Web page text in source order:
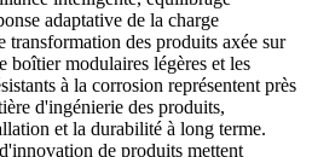
adaptative de la charge
transformation des produits axée sur
boîtier modulaires légères et les
à la corrosion représentent près
d'ingénierie des produits,
et la durabilité à long terme.
de produits mettent